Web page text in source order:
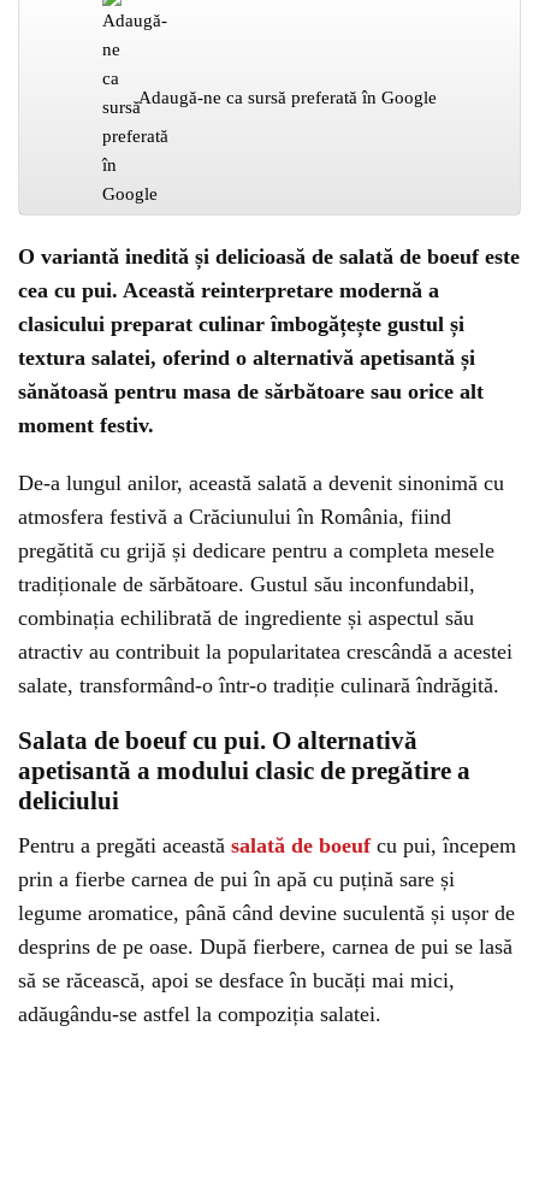
Adaugă-ne ca sursă preferată în Google
O variantă inedită și delicioasă de salată de boeuf este
cea cu pui. Această reinterpretare modernă a
clasicului preparat culinar îmbogățește gustul și
textura salatei, oferind o alternativă apetisantă și
sănătoasă pentru masa de sărbătoare sau orice alt
moment festiv.
De-a lungul anilor, această salată a devenit sinonimă cu
atmosfera festivă a Crăciunului în România, fiind
pregătită cu grijă și dedicare pentru a completa mesele
tradiționale de sărbătoare. Gustul său inconfundabil,
combinația echilibrată de ingrediente și aspectul său
atractiv au contribuit la popularitatea crescândă a acestei
salate, transformând-o într-o tradiție culinară îndrăgită.
Salata de boeuf cu pui. O alternativă
apetisantă a modului clasic de pregătire a
deliciului
Pentru a pregăti această salată de boeufcu pui, începem
prin a fierbe carnea de pui în apă cu puțină sare și
legume aromatice, până când devine suculentă și ușor de
desprins de pe oase. După fierbere, carnea de pui se lasă
să se răcească, apoi se desface în bucăți mai mici,
adăugându-se astfel la compoziția salatei.